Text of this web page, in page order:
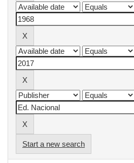
Start a new search